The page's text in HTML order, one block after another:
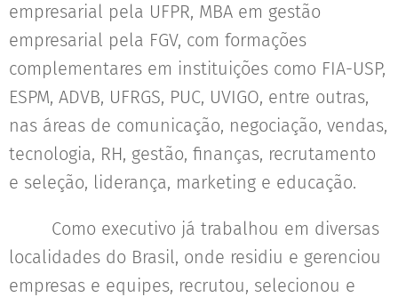
empresarial pela UFPR, MBA em gestão
empresarial pela FGV, com formações
complementares em instituições como FIA-USP,
ESPM, ADVB, UFRGS, PUC, UVIGO, entre outras,
nas áreas de comunicação, negociação, vendas,
tecnologia, RH, gestão, finanças, recrutamento
e seleção, liderança, marketing e educação.
Como executivo já trabalhou em diversas
localidades do Brasil, onde residiu e gerenciou
empresas e equipes, recrutou, selecionou e